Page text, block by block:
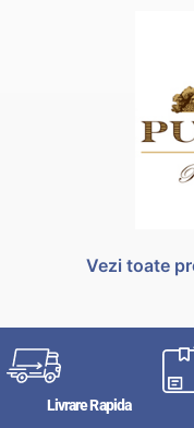
Vezi toate
Livrare Rapida